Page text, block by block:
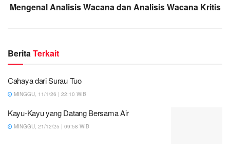
Mengenal Analisis Wacana dan Analisis Wacana Kritis
Berita Terkait
Cahaya dari Surau Tuo
MINGGU, 11/1/26 | 22:10 WIB
Kayu-Kayu yang Datang Bersama Air
MINGGU, 21/12/25 | 09:58 WIB